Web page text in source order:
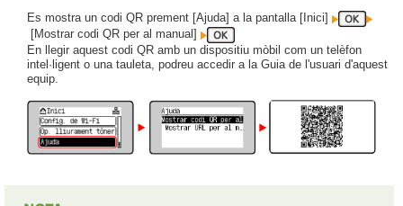
Es mostra un codi QR prement [Ajuda] a la pantalla [Inici]
[Mostrar codi QR per al manual]
En llegir aquest codi QR amb un dispositiu mòbil com un telèfon
intel·ligent o una tauleta, podreu accedir a la Guia de l'usuari d'aquest
equip.